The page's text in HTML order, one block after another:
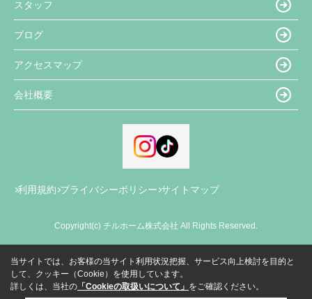
スタッフ
ブログ
アクセスマップ
会社概要
利用規約 プライバシーポリシー サイトマップ
Copyright(c) チルホーム株式会社 All Rights Reserved.
当サイトでは、お客様の当サイト利用状況把握、サービス向上検討を目的と
して、クッキー（Cookie）を使用しています。
詳しくは、当社の 「Cookieの取扱いについて」 をご確認ください。